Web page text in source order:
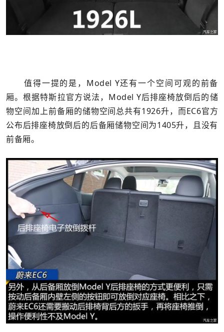
值得一提的是，Model Y还有一个空间可观的前备
厢。根据特斯拉官方说法，Model Y后排座椅放倒后的储
物空间加上前备厢的储物空间总共有1926升，而EC6官方
公布后排座椅放倒后的后备厢储物空间为1405升，且没有
前备厢。